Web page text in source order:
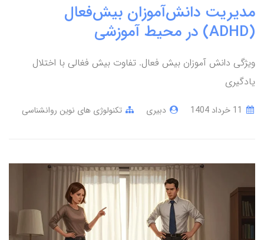
مدیریت دانش‌آموزان بیش‌فعال
(ADHD) در محیط آموزشی
ویژگی دانش آموزان بیش فعال. تفاوت بیش فغالی با اختلال
یادگیری
دبیری تکنولوژی های نوین روانشناسی